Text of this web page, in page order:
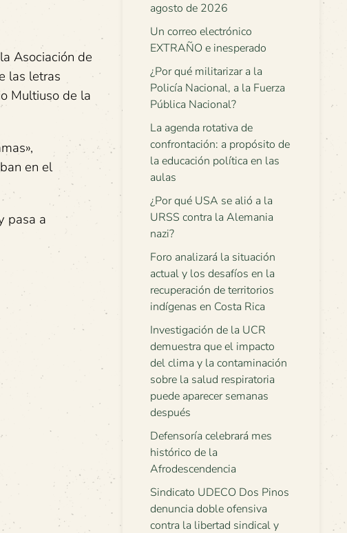
Asociación de
las letras
Multiuso de la
en el
pasa a
agosto de 2026
Un correo electrónico
EXTRAÑO e inesperado
¿Por qué militarizar a la
Policía Nacional, a la Fuerza
Pública Nacional?
La agenda rotativa de
confrontación: a propósito de
la educación política en las
aulas
¿Por qué USA se alió a la
URSS contra la Alemania
nazi?
Foro analizará la situación
actual y los desafíos en la
recuperación de territorios
indígenas en Costa Rica
Investigación de la UCR
demuestra que el impacto
del clima y la contaminación
sobre la salud respiratoria
puede aparecer semanas
después
Defensoría celebrará mes
histórico de la
Afrodescendencia
Sindicato UDECO Dos Pinos
denuncia doble ofensiva
contra la libertad sindical y